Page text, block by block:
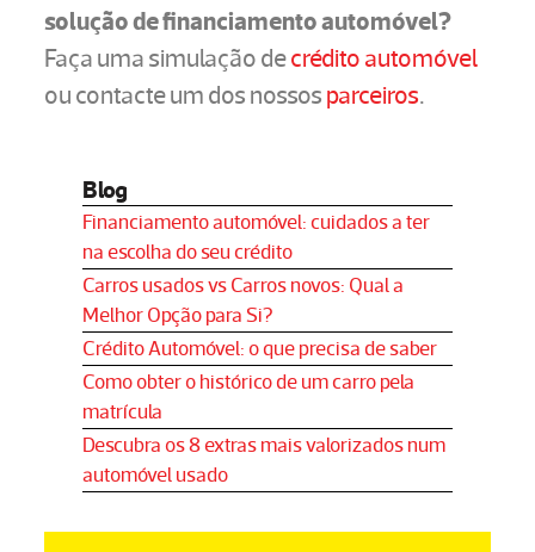
solução de financiamento automóvel?
Faça uma simulação decrédito automóvel
ou contacte um dos nossos parceiros.
Blog
Financiamento automóvel: cuidados a ter
na escolha do seu crédito
Carros usados vs Carros novos: Qual a
Melhor Opção para Si?
Crédito Automóvel: o que precisa de saber
Como obter o histórico de um carro pela
matrícula
Descubra os 8 extras mais valorizados num
automóvel usado